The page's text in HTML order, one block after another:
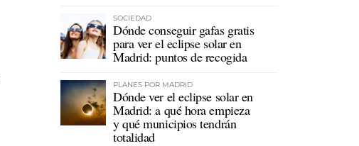
SOCIEDAD
Dónde conseguir gafas gratis
para ver el eclipse solar en
Madrid: puntos de recogida
PLANES POR MADRID
Dónde ver el eclipse solar en
Madrid: a qué hora empieza
y qué municipios tendrán
totalidad